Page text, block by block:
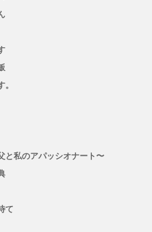
と私のアパッシオナート〜
て